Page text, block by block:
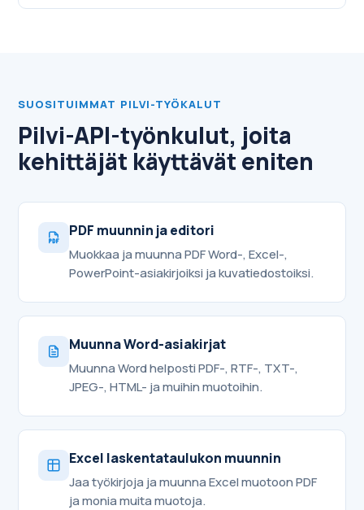
SUOSITUIMMAT PILVI-TYÖKALUT
Pilvi-API-työnkulut, joita
kehittäjät käyttävät eniten
PDF muunnin ja editori
Muokkaa ja muunna PDF Word-, Excel-,
PowerPoint-asiakirjoiksi ja kuvatiedostoiksi.
Muunna Word-asiakirjat
Muunna Word helposti PDF-, RTF-, TXT-,
JPEG-, HTML- ja muihin muotoihin.
Excel laskentataulukon muunnin
Jaa työkirjoja ja muunna Excel muotoon PDF
ja monia muita muotoja.